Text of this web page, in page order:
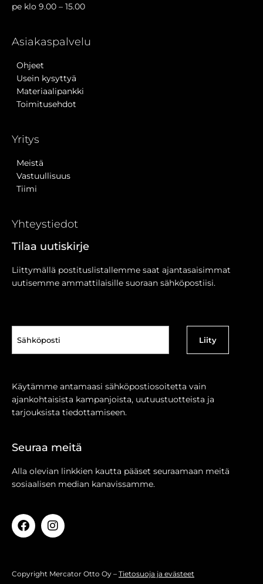
pe klo 9.00 – 15.00
Asiakaspalvelu
Ohjeet
Usein kysyttyä
Materiaalipankki
Toimitusehdot
Yritys
Meistä
Vastuullisuus
Tiimi
Yhteystiedot
Tilaa uutiskirje
Liittymällä postituslistallemme saat ajantasaisimmat
uutisemme ammattilaisille suoraan sähköpostiisi.
(Pakollinen)
Käytämme antamaasi sähköpostiosoitetta vain
ajankohtaisista kampanjoista, uutuustuotteista ja
tarjouksista tiedottamiseen.
Seuraa meitä
Alla olevian linkkien kautta pääset seuraamaan meitä
sosiaalisen median kanavissamme.
Copyright Mercator Otto Oy – Tietosuoja ja evästeet